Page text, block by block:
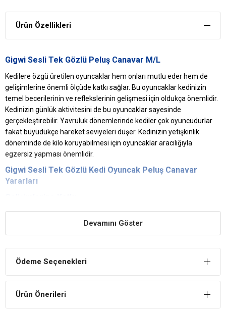
Ürün Özellikleri
Gigwi Sesli Tek Gözlü Peluş Canavar M/L
Kedilere özgü üretilen oyuncaklar hem onları mutlu eder hem de
gelişimlerine önemli ölçüde katkı sağlar. Bu oyuncaklar kedinizin
temel becerilerinin ve reflekslerinin gelişmesi için oldukça önemlidir.
Kedinizin günlük aktivitesini de bu oyuncaklar sayesinde
gerçekleştirebilir. Yavruluk dönemlerinde kediler çok oyuncudurlar
fakat büyüdükçe hareket seviyeleri düşer. Kedinizin yetişkinlik
döneminde de kilo koruyabilmesi için oyuncaklar aracılığıyla
egzersiz yapması önemlidir.
Gigwi Sesli Tek Gözlü Kedi Oyuncak Peluş Canavar
Yararları
Kedilerin özellikle yavruluk döneminden itibaren oyun oynamaları
onların gelişimine ve becerilerine önemli ölçüde bir katkı
sağlamaktadır.
Her kedi günlük tükettiği besinler kadar günlük aktiviteye de ihtiyaç
Devamını Göster
Ödeme Seçenekleri
Ürün Önerileri